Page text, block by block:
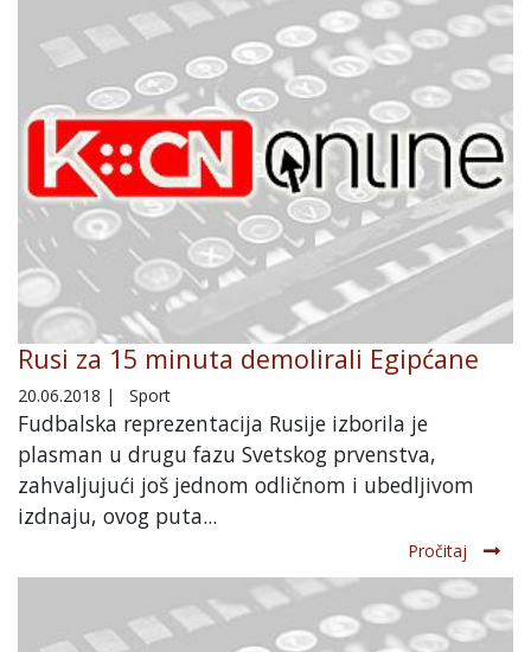
Rusi za 15 minuta demolirali Egipćane
20.06.2018 | Sport
Fudbalska reprezentacija Rusije izborila je
plasman u drugu fazu Svetskog prvenstva,
zahvaljujući još jednom odličnom i ubedljivom
izdnaju, ovog puta...
Pročitaj